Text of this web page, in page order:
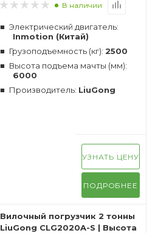
В наличии
Электрический двигатель:
Inmotion (Китай)
Грузоподъемность (кг): 2500
Высота подъема мачты (мм):
6000
Производитель: LiuGong
УЗНАТЬ ЦЕНУ
ПОДРОБНЕЕ
Вилочный погрузчик 2 тонны
LiuGong CLG2020A-S | Высота